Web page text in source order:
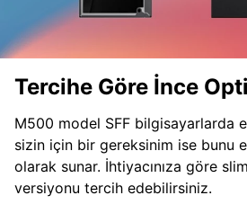
Tercihe Göre İnce
M500 model SFF bilgisayarlarda
sizin için bir gereksinim ise bunu
olarak sunar. İhtiyacınıza göre
versiyonu tercih edebilirsiniz.